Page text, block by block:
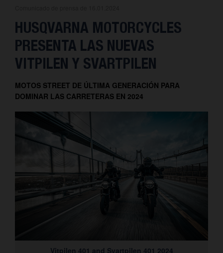
Contacto
HUSQVARNA MOTORCYCLES
PRESENTA LAS NUEVAS
VITPILEN Y SVARTPILEN
MOTOS STREET DE ÚLTIMA GENERACIÓN PARA
DOMINAR LAS CARRETERAS EN 2024
Vitpilen 401 and Svartpilen 401 2024